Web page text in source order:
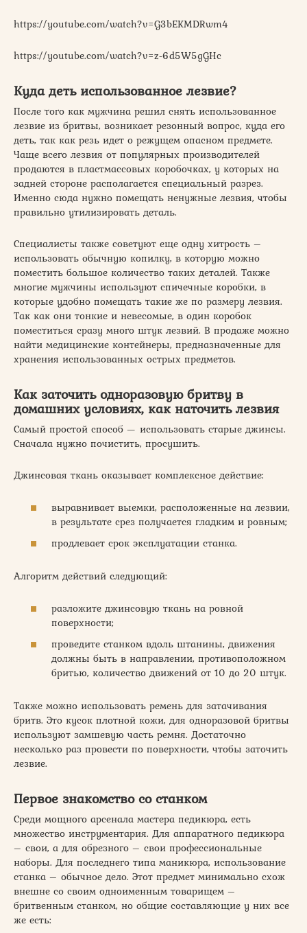
https://youtube.com/watch?v=G3bEKMDRwm4
https://youtube.com/watch?v=z-6d5W5gGHc
Куда деть использованное лезвие?
После того как мужчина решил снять использованное
лезвие из бритвы, возникает резонный вопрос, куда его
деть, так как резь идет о режущем опасном предмете.
Чаще всего лезвия от популярных производителей
продаются в пластмассовых коробочках, у которых на
задней стороне располагается специальный разрез.
Именно сюда нужно помещать ненужные лезвия, чтобы
правильно утилизировать деталь.
Специалисты также советуют еще одну хитрость –
использовать обычную копилку, в которую можно
поместить большое количество таких деталей. Также
многие мужчины используют спичечные коробки, в
которые удобно помещать такие же по размеру лезвия.
Так как они тонкие и невесомые, в один коробок
поместиться сразу много штук лезвий. В продаже можно
найти медицинские контейнеры, предназначенные для
хранения использованных острых предметов.
Как заточить одноразовую бритву в
домашних условиях, как наточить лезвия
Самый простой способ — использовать старые джинсы.
Сначала нужно почистить, просушить.
Джинсовая ткань оказывает комплексное действие:
выравнивает выемки, расположенные на лезвии,
в результате срез получается гладким и ровным;
продлевает срок эксплуатации станка.
Алгоритм действий следующий:
разложите джинсовую ткань на ровной
поверхности;
проведите станком вдоль штанины, движения
должны быть в направлении, противоположном
бритью, количество движений от 10 до 20 штук.
Также можно использовать ремень для затачивания
бритв. Это кусок плотной кожи, для одноразовой бритвы
используют замшевую часть ремня. Достаточно
несколько раз провести по поверхности, чтобы заточить
лезвие.
Первое знакомство со станком
Среди мощного арсенала мастера педикюра, есть
множество инструментария. Для аппаратного педикюра
– свои, а для обрезного – свои профессиональные
наборы. Для последнего типа маникюра, использование
станка – обычное дело. Этот предмет минимально схож
внешне со своим одноименным товарищем –
бритвенным станком, но общие составляющие у них все
же есть: